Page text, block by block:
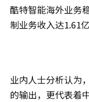
酷特智能海外业务
制业务收入达1.61
业内人士分析认为
的输出，更代表着